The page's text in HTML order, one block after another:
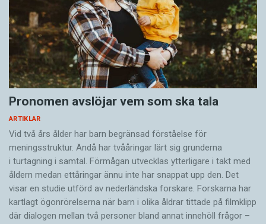
Pronomen avslöjar vem som ska tala
ARTIKLAR
Vid två års ålder har barn begränsad förståelse för
meningsstruktur. Ändå har tvååringar lärt sig grunderna
i turtagning i samtal. Förmågan utvecklas ytterligare i takt med
åldern medan ettåringar ännu inte har snappat upp den. Det
visar en studie utförd av nederländska forskare. Forskarna har
kartlagt ögonrörelserna när barn i olika åldrar tittade på filmklipp
där dialogen mellan två personer bland annat innehöll frågor –